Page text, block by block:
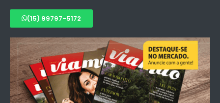
(15) 99797-5172